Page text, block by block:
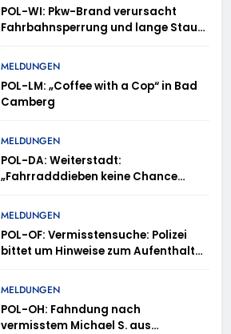
POL-WI: Pkw-Brand verursacht
Fahrbahnsperrung und lange Staus
MELDUNGEN
POL-LM: „Coffee with a Cop“ in Bad
Camberg
MELDUNGEN
POL-DA: Weiterstadt:
„Fahrradddieben keine Chance
Anmeldung erforderlich
MELDUNGEN
POL-OF: Vermisstensuche: Polizei
bittet um Hinweise zum Aufenthalt
MELDUNGEN
POL-OH: Fahndung nach
vermisstem Michael S. aus